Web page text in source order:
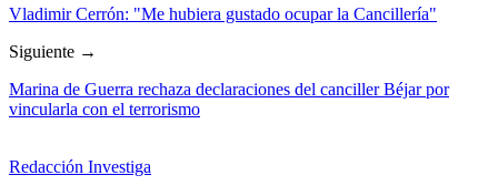
Vladimir Cerrón: "Me hubiera gustado ocupar la Cancillería"
Siguiente →
Marina de Guerra rechaza declaraciones del canciller Béjar por
vincularla con el terrorismo
Redacción Investiga